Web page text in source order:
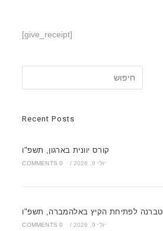
[give_receipt]
Recent Posts
קורס יוונית בארגון, תשפ"ו
יולי 9, 2026 /
0 COMMENTS
טברנה לפתיחת הקיץ באלהמברה, תשפ"ו
יולי 9, 2026 /
0 COMMENTS